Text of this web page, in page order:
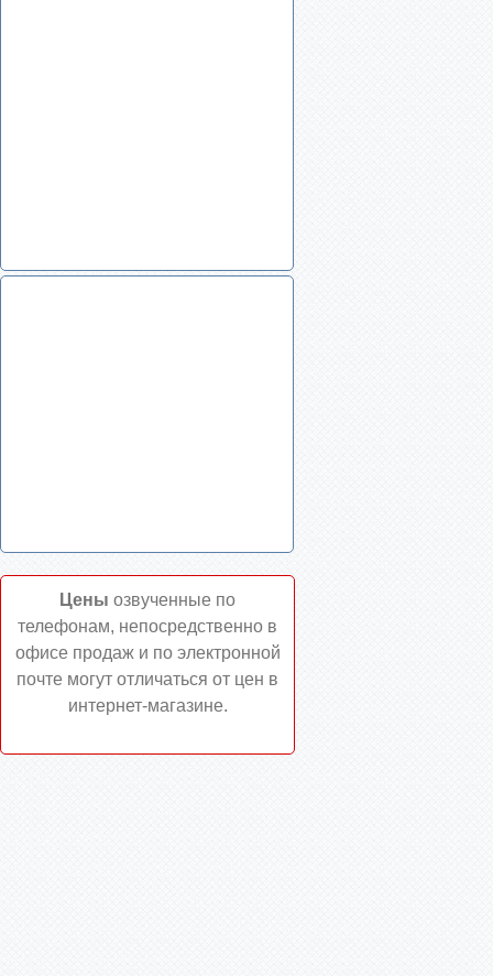
Цены озвученные по
телефонам, непосредственно в
офисе продаж и по электронной
почте могут отличаться от цен в
интернет-магазине.